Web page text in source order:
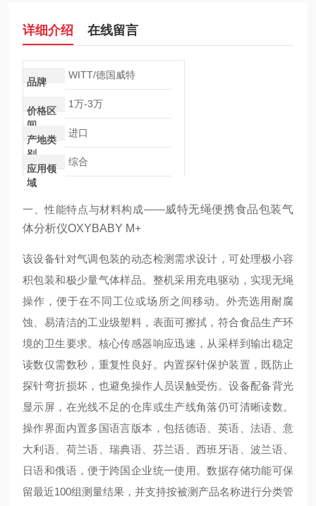
详细介绍 在线留言
品牌
WITT/德国威特
价格区
间
1万-3万
产地类
别
进口
应用领
域
综合
一、性能特点与材料构成——威特无绳便携食品包装气
体分析仪OXYBABY M+
该设备针对气调包装的动态检测需求设计，可处理极小容
积包装和极少量气体样品。整机采用充电驱动，实现无绳
操作，便于在不同工位或场所之间移动。外壳选用耐腐
蚀、易清洁的工业级塑料，表面可擦拭，符合食品生产环
境的卫生要求。核心传感器响应迅速，从采样到输出稳定
读数仅需数秒，重复性良好。内置探针保护装置，既防止
探针弯折损坏，也避免操作人员误触受伤。设备配备背光
显示屏，在光线不足的仓库或生产线角落仍可清晰读数。
操作界面内置多国语言版本，包括德语、英语、法语、意
大利语、荷兰语、瑞典语、芬兰语、西班牙语、波兰语、
日语和俄语，便于跨国企业统一使用。数据存储功能可保
留最近100组测量结果，并支持按被测产品名称进行分类管